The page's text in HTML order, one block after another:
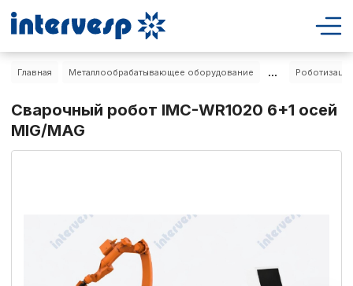
Главная Металлообрабатывающее оборудование ...
Сварочный робот IMC-WR1020 6+1 осей
MIG/MAG